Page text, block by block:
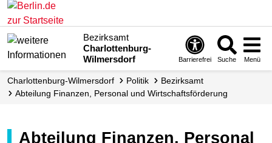
Bezirksamt
Charlottenburg-
Wilmersdorf
Barrierefrei Suche Menü
Charlottenburg-Wilmersdorf Politik
Bezirksamt
Abteilung Finanzen, Personal und Wirtschafts­förderung
Abteilung Finanzen, Personal